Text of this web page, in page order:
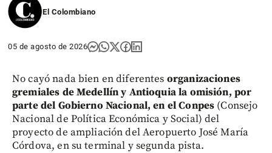
El Colombiano
05 de agosto de 2026
No cayó nada bien en diferentes organizaciones
gremiales de Medellín y Antioquia la omisión, por
parte del Gobierno Nacional, en el Conpes (Consejo
Nacional de Política Económica y Social) del
proyecto de ampliación del Aeropuerto José María
Córdova, en su terminal y segunda pista.